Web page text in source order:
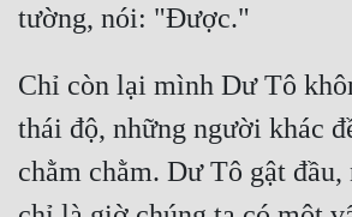
Chỉ còn lại mình Dư Tô
thái độ, những người khác
chằm chằm. Dư Tô gật